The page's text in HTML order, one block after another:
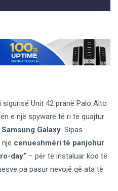
Unit 42 pranë Palo Alto
e një spyware të ri të quajtur
Samsung Galaxy. Sipas
cenueshmëri të panjohur
day” – për të instaluar kod të
pa pasur nevojë që ata të